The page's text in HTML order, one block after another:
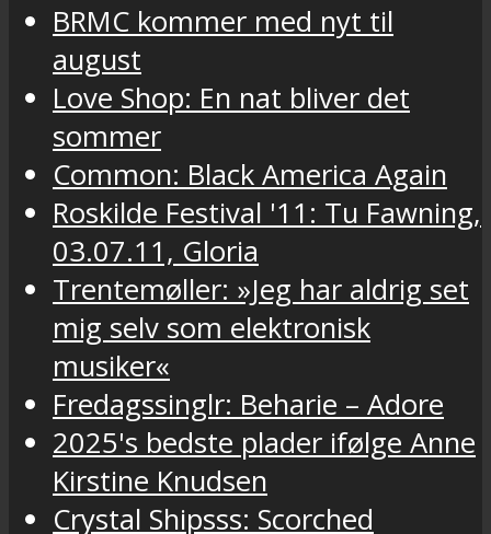
BRMC kommer med nyt til
august
Love Shop: En nat bliver det
sommer
Common: Black America Again
Roskilde Festival '11: Tu Fawning,
03.07.11, Gloria
Trentemøller: »Jeg har aldrig set
mig selv som elektronisk
musiker«
Fredagssinglr: Beharie – Adore
2025's bedste plader ifølge Anne
Kirstine Knudsen
Crystal Shipsss: Scorched